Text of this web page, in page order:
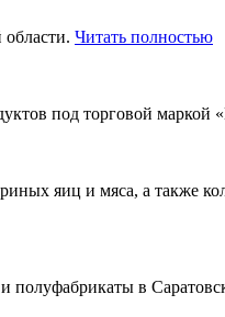
Читать полностью
под торговой маркой
яиц и мяса, а также
в